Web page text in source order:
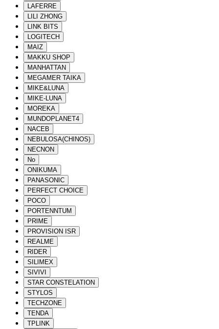
LAFERRE
LILI ZHONG
LINK BITS
LOGITECH
MAIZ
MAKKU SHOP
MANHATTAN
MEGAMER TAIKA
MIKE&LUNA
MIKE-LUNA
MOREKA
MUNDOPLANET4
NACEB
NEBULOSA(CHINOS)
NECNON
No
ONIKUMA
PANASONIC
PERFECT CHOICE
POCO
PORTENNTUM
PRIME
PROVISION ISR
REALME
RIDER
SILIMEX
SIVIVI
STAR CONSTELATION
STYLOS
TECHZONE
TENDA
TPLINK